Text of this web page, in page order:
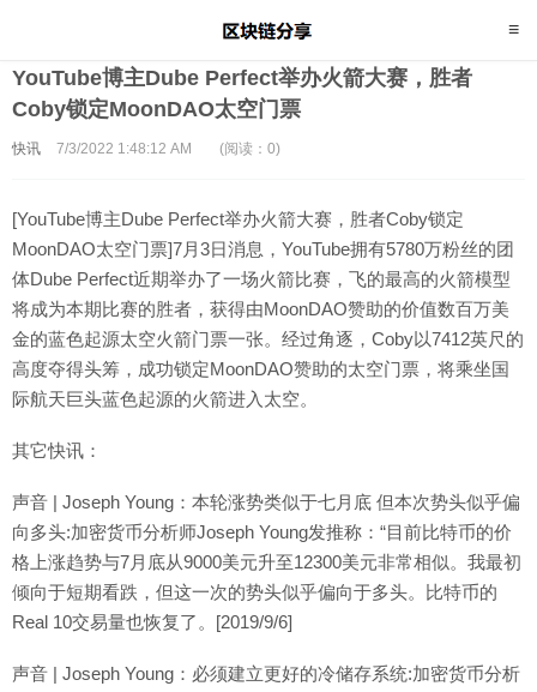
YouTube博主Dube Perfect举办火箭大赛，胜者
Coby锁定MoonDAO太空门票
快讯 7/3/2022 1:48:12 AM (阅读：0)
[YouTube博主Dube Perfect举办火箭大赛，胜者Coby锁定
MoonDAO太空门票]7月3日消息，YouTube拥有5780万粉丝的团
体Dube Perfect近期举办了一场火箭比赛，飞的最高的火箭模型
将成为本期比赛的胜者，获得由MoonDAO赞助的价值数百万美
金的蓝色起源太空火箭门票一张。经过角逐，Coby以7412英尺的
高度夺得头筹，成功锁定MoonDAO赞助的太空门票，将乘坐国
际航天巨头蓝色起源的火箭进入太空。
其它快讯：
声音 | Joseph Young：本轮涨势类似于七月底 但本次势头似乎偏
向多头:加密货币分析师Joseph Young发推称：“目前比特币的价
格上涨趋势与7月底从9000美元升至12300美元非常相似。我最初
倾向于短期看跌，但这一次的势头似乎偏向于多头。比特币的
Real 10交易量也恢复了。[2019/9/6]
声音 | Joseph Young：必须建立更好的冷储存系统:加密货币分析